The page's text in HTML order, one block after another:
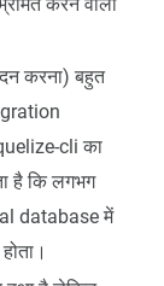
करना) बहुत
cli का
है कि लगभग
database में